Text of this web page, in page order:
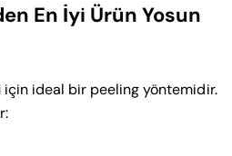
En İyi Ürün Yosun
için ideal bir peeling yöntemidir.